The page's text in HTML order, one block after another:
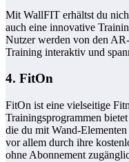
Mit WallFIT erhältst du
auch eine innovative
Nutzer werden von den
Training interaktiv und
4. FitOn
FitOn ist eine vielseitige
Trainingsprogrammen
die du mit Wand-
vor allem durch ihre
ohne Abonnement